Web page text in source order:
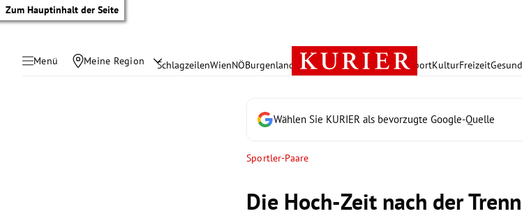
Zum Hauptinhalt der Seite
Menü Meine Region SchlagzeilenWienNÖBurgenland Österreich PolitikWirtschaft SportKulturFreizeit
Wählen Sie KURIER als bevorzugte Google-Quelle
Sportler-Paare
Die Hoch-Zeit nach der